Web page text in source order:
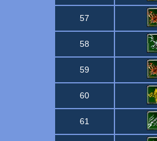
57
58
59
60
61